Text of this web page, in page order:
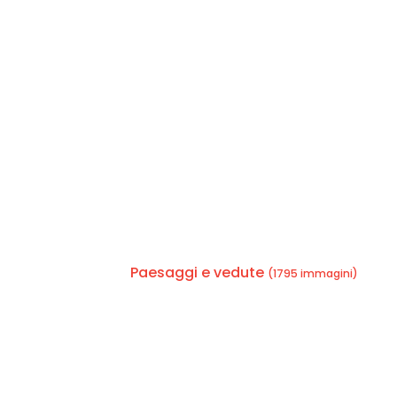
Paesaggi e vedute (1795 immagini)